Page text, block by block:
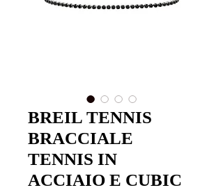
BREIL TENNIS
BRACCIALE
TENNIS IN
ACCIAIO E CUBIC